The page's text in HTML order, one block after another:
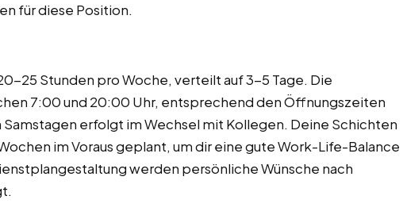
für diese Position.
25 Stunden pro Woche, verteilt auf 3-5 Tage. Die
7:00 und 20:00 Uhr, entsprechend den Öffnungszeiten
Samstagen erfolgt im Wechsel mit Kollegen. Deine Schichten
im Voraus geplant, um dir eine gute Work-Life-Balance
werden persönliche Wünsche nach